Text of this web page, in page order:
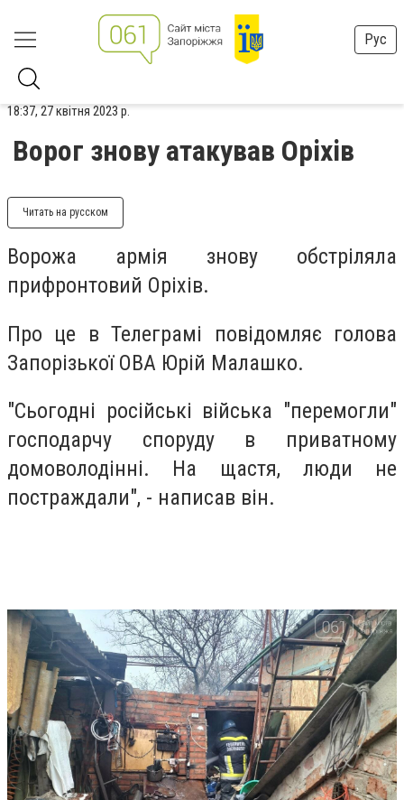
Рус
18:37, 27 квітня 2023 р.
Ворог знову атакував Оріхів
Читать на русском
Ворожа армія знову обстріляла
прифронтовий Оріхів.
Про це в Телеграмі повідомляє голова
Запорізької ОВА Юрій Малашко.
"Сьогодні російські війська "перемогли"
господарчу споруду в приватному
домоволодінні. На щастя, люди не
постраждали", - написав він.